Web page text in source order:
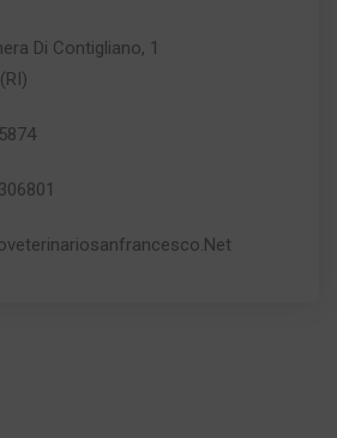
Di Contigliano, 1